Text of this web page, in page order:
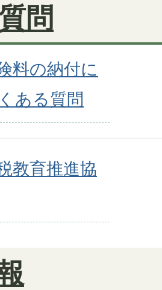
問
料の納付に
ある質問
教育推進協